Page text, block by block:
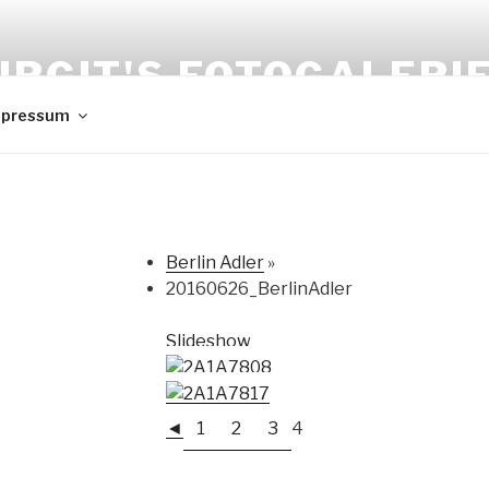
Berlin Adler »
20160626_BerlinAdler
Slideshow
◄ 1 2 3 4